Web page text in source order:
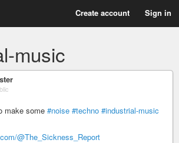
Create account Sign in
music
make some #noise #techno #industrial-music
@The_Sickness_Report